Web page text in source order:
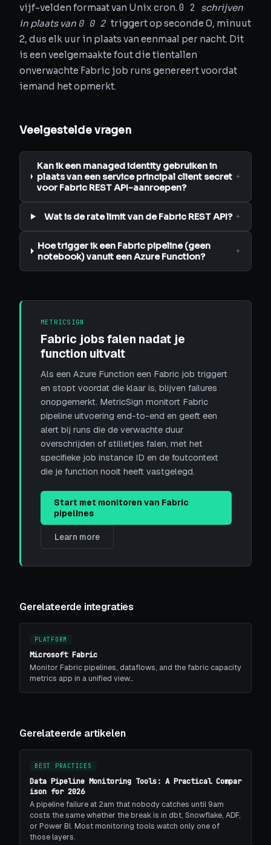
vijf-velden formaat van Unix cron. 0 2
schrijven
in plaats van 0 0 2 triggert op seconde 0, minuut
2, dus elk uur in plaats van eenmaal per nacht. Dit
is een veelgemaakte fout die tientallen
onverwachte Fabric job runs genereert voordat
iemand het opmerkt.
Veelgestelde vragen
Kan ik een managed identity gebruiken in
plaats van een service principal client secret
voor Fabric REST API-aanroepen?
+
Wat is de rate limit van de Fabric REST API? +
Hoe trigger ik een Fabric pipeline (geen
notebook) vanuit een Azure Function?
+
METRICSIGN
Fabric jobs falen nadat je
function uitvalt
Als een Azure Function een Fabric job triggert
en stopt voordat die klaar is, blijven failures
onopgemerkt. MetricSign monitort Fabric
pipeline uitvoering end-to-end en geeft een
alert bij runs die de verwachte duur
overschrijden of stilletjes falen, met het
specifieke job instance ID en de foutcontext
die je function nooit heeft vastgelegd.
Start met monitoren van Fabric
pipelines
Learn more
Gerelateerde integraties
PLATFORM
Microsoft Fabric
Monitor Fabric pipelines, dataflows, and the fabric capacity
metrics app in a unified view…
Gerelateerde artikelen
BEST PRACTICES
Data Pipeline Monitoring Tools: A Practical Compar
ison for 2026
A pipeline failure at 2am that nobody catches until 9am
costs the same whether the break is in dbt, Snowflake, ADF,
or Power BI. Most monitoring tools watch only one of
those layers.